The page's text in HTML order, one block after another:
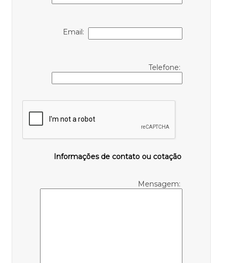
Email:
Telefone:
Informações de contato ou cotação
Mensagem: